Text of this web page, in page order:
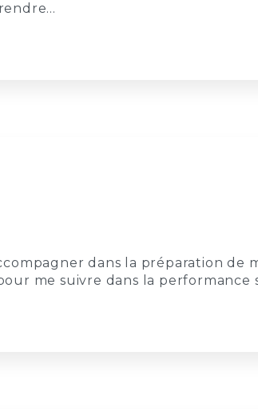
dans la préparation de
me suivre dans la performance